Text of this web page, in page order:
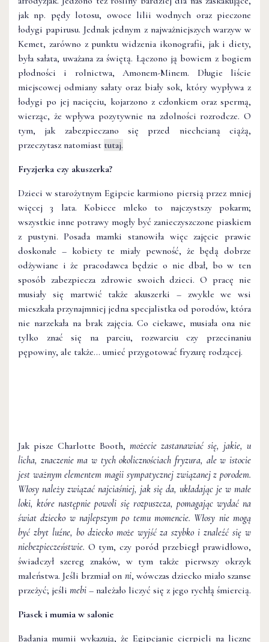
jak np. pędy lotosu, owoce lilii wodnych oraz pieczone
łodygi papirusu. Jednak jednym z najważniejszych warzyw w
Kemet, zarówno z punktu widzenia ikonografii, jak i diety,
była sałata, uważana za świętą. Łączono ją bowiem z bogiem
płodności i rolnictwa, Amonem-Minem. Długie liście
miejscowej odmiany sałaty oraz biały sok, który wypływa z
łodygi po jej nacięciu, kojarzono z członkiem oraz spermą,
wierząc, że wpływa pozytywnie na zdolności rozrodcze. O
tym, jak zabezpieczano się przed niechcianą ciążą,
przeczytasz natomiast tutaj.
Fryzjerka czy akuszerka?
Dzieci w starożytnym Egipcie karmiono piersią przez mniej
więcej 3 lata. Kobiece mleko to najczystszy pokarm;
wszystkie inne potrawy mogły być zanieczyszczone piaskiem
z pustyni. Posada mamki stanowiła więc zajęcie prawie
doskonałe – kobiety te miały pewność, że będą dobrze
odżywiane i że pracodawca będzie o nie dbał, bo w ten
sposób zabezpiecza zdrowie swoich dzieci. O pracę nie
musiały się martwić także akuszerki – zwykle we wsi
mieszkała przynajmniej jedna specjalistka od porodów, która
nie narzekała na brak zajęcia. Co ciekawe, musiała ona nie
tylko znać się na parciu, rozwarciu czy przecinaniu
pępowiny, ale także… umieć przygotować fryzurę rodzącej.
Jak pisze Charlotte Booth, możecie zastanawiać się, jakie, u
licha, znaczenie ma w tych okolicznościach fryzura, ale w istocie
jest ważnym elementem magii sympatycznej związanej z porodem.
Włosy należy związać najciaśniej, jak się da, układając je w małe
loki, które następnie powoli się rozpuszcza, pomagając wydać na
świat dziecko w najlepszym po temu momencie. Włosy nie mogą
być zbyt luźne, bo dziecko może wyjść za szybko i znaleźć się w
niebezpieczeństwie. O tym, czy poród przebiegł prawidłowo,
świadczył szereg znaków, w tym także pierwszy okrzyk
maleństwa. Jeśli brzmiał on ni, wówczas dziecko miało szanse
przeżyć; jeśli mebi – należało liczyć się z jego rychłą śmiercią.
Piasek i mumia w salonie
Badania mumii wykazują, że Egipcjanie cierpieli na liczne